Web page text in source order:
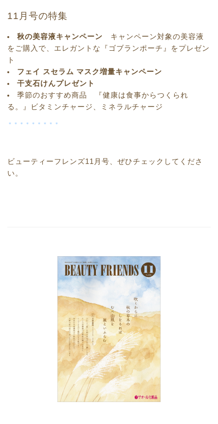
11月号の特集
秋の美容液キャンペーン キャンペーン対象の美容液
をご購入で、エレガントな『ゴブランポーチ』をプレゼン
ト
フェイ スセラム マスク増量キャンペーン
干支石けんプレゼント
季節のおすすめ商品 『健康は食事からつく られ
る。』ビタミンチャージ、ミネラルチャージ
＊＊＊＊＊＊＊＊＊
ビューティーフレンズ11月号、ぜひチェックしてくださ
い。